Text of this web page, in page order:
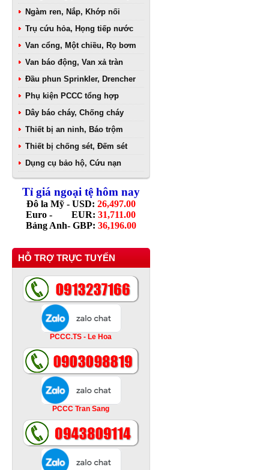
Ngàm ren, Nắp, Khớp nối
Trụ cứu hỏa, Họng tiếp nước
Van cổng, Một chiều, Rọ bơm
Van báo động, Van xả tràn
Đầu phun Sprinkler, Drencher
Phụ kiện PCCC tổng hợp
Dây báo cháy, Chống cháy
Thiết bị an ninh, Báo trộm
Thiết bị chống sét, Đếm sét
Dụng cụ bảo hộ, Cứu nạn
Tỉ giá ngoại tệ hôm nay
Đô la Mỹ - USD: 26,497.00
Euro - EUR: 31,711.00
Bảng Anh- GBP: 36,196.00
HỖ TRỢ TRỰC TUYẾN
PCCC.TS - Le Hoa
PCCC Tran Sang